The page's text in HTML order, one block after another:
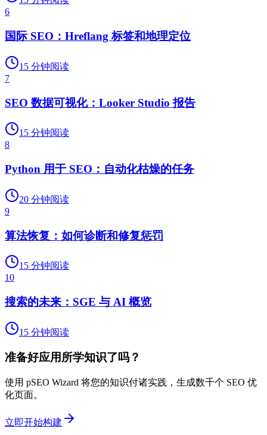
6
国际 SEO：Hreflang 标签和地理定位
15 分钟阅读
7
SEO 数据可视化：Looker Studio 报告
15 分钟阅读
8
Python 用于 SEO：自动化枯燥的任务
20 分钟阅读
9
算法恢复：如何诊断和修复惩罚
15 分钟阅读
10
搜索的未来：SGE 与 AI 概览
15 分钟阅读
准备好应用所学知识了吗？
使用 pSEO Wizard 将您的知识付诸实践，生成数千个 SEO 优
化页面。
立即开始构建